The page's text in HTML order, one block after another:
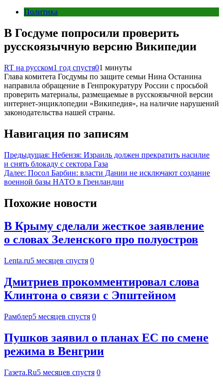
Политика
В Госдуме попросили проверить
русскоязычную версию Википедии
RT на русском1 год спустя01 минуты
Глава комитета Госдумы по защите семьи Нина Останина
направила обращение в Генпрокуратуру России с просьбой
проверить материалы, размещаемые в русскоязычной версии
интернет-энциклопедии «Википедия», на наличие нарушений
законодательства нашей страны.
Навигация по записям
Предыдущая: Небензя: Израиль должен прекратить насилие
и снять блокаду с сектора Газа
Далее: Посол Барбин: власти Дании не исключают создание
военной базы НАТО в Гренландии
Похожие новости
В Крыму сделали жесткое заявление
о словах Зеленского про полуостров
Lenta.ru5 месяцев спустя 0
Дмитриев прокомментировал слова
Клинтона о связи с Эпштейном
Рамблер5 месяцев спустя 0
Пушков заявил о планах ЕС по смене
режима в Венгрии
Газета.Ru5 месяцев спустя 0